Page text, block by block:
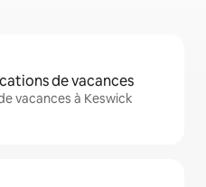
de vacances
vacances à Keswick